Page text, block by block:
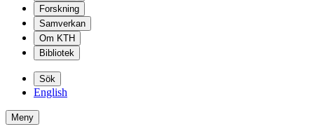
Forskning
Samverkan
Om KTH
Bibliotek
Sök
English
Meny